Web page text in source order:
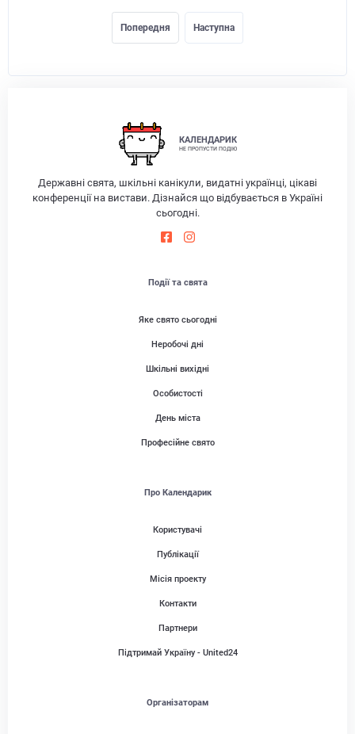
Попередня Наступна
КАЛЕНДАРИК
НЕ ПРОПУСТИ ПОДІЮ
Державні свята, шкільні канікули, видатні українці, цікаві
конференції на вистави. Дізнайся що відбувається в Україні
сьогодні.
Події та свята
Яке свято сьогодні
Неробочі дні
Шкільні вихідні
Особистості
День міста
Професійне свято
Про Календарик
Користувачі
Публікації
Місія проекту
Контакти
Партнери
Підтримай Україну - United24
Організаторам